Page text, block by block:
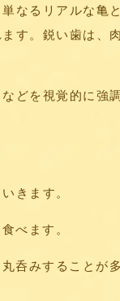
なるリアルな亀
す。鋭い歯は、
どを視覚的に強
きます。
べます。
呑みすることが